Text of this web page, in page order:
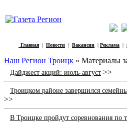
Главная | Новости | Вакансии | Реклама |
Наш Регион Троицк » Материалы
Дайджест акций: июль-август >>
Троицком районе завершился
>>
В Троицке пройдут соревнования по